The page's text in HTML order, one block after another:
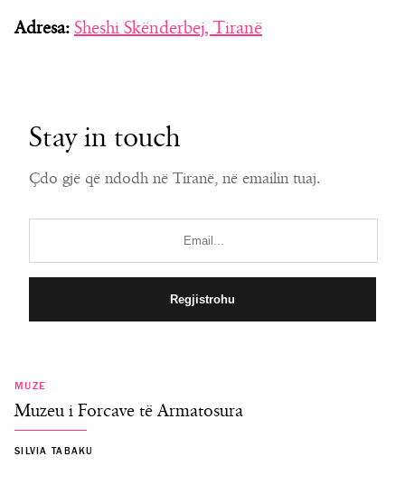
Adresa: Sheshi Skënderbej, Tiranë
Stay in touch
Çdo gjë që ndodh në Tiranë, në emailin tuaj.
MUZE
Muzeu i Forcave të Armatosura
SILVIA TABAKU